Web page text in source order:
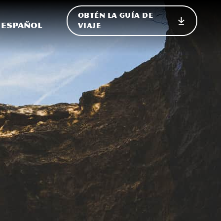
en el sitioInternacional
Español
OBTÉN LA GUÍA DE
VIAJE